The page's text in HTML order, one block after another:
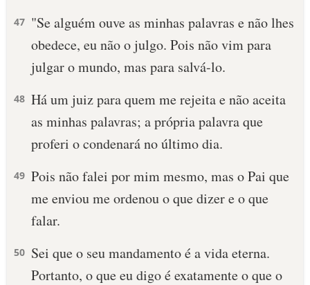
DEVOCIONAL DIÁRIO
10 MANDAMENTOS
ESTUDOS BÍBLICOS
ESBOÇOS DE PREGAÇÃO
TEMAS
PERGUNTE À BÍBLIA
TERMO BÍBLICO JOGOS
47 "Se alguém ouve as minhas palavras e não lhes
obedece, eu não o julgo. Pois não vim para
julgar o mundo, mas para salvá-lo.
48 Há um juiz para quem me rejeita e não aceita
as minhas palavras; a própria palavra que
proferi o condenará no último dia.
49 Pois não falei por mim mesmo, mas o Pai que
me enviou me ordenou o que dizer e o que
falar.
50 Sei que o seu mandamento é a vida eterna.
Portanto, o que eu digo é exatamente o que o